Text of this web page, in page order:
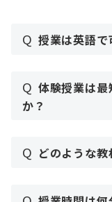
Q 授業は英語で
Q 体験授業は
か？
Q どのような